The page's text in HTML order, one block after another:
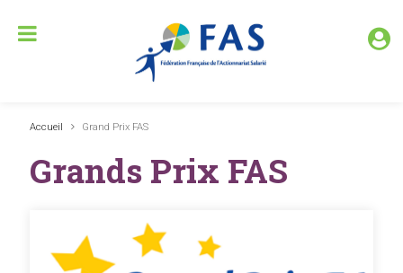
Accueil Grand Prix FAS
Grands Prix FAS